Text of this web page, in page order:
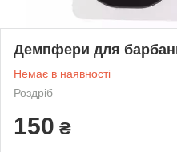
Демпфери для
Немає в наявності
Роздріб
150 ₴